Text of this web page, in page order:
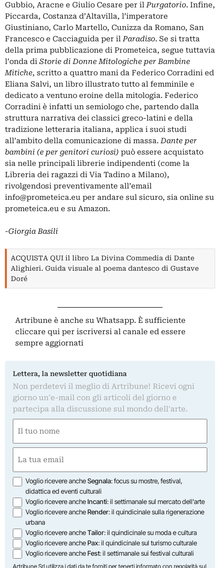
Gubbio, Aracne e Giulio Cesare per ilPurgatorio. Infine,
Piccarda, Costanza d’Altavilla, l’imperatore
Giustiniano, Carlo Martello, Cunizza da Romano, San
Francesco e Cacciaguida per ilParadiso. Se si tratta
della prima pubblicazione di Prometeica, segue tuttavia
l’onda di Storie di Donne Mitologiche per Bambine
Mitiche, scritto a quattro mani da Federico Corradini ed
Eliana Salvi, un libro illustrato tutto al femminile e
dedicato a ventuno eroine della mitologia. Federico
Corradini è infatti un semiologo che, partendo dalla
struttura narrativa dei classici greco-latini e della
tradizione letteraria italiana, applica i suoi studi
all’ambito della comunicazione di massa.Dante per
bambini (e per genitori curiosi) può essere acquistato
sia nelle principali librerie indipendenti (come la
Libreria dei ragazzi di Via Tadino a Milano),
rivolgendosi preventivamente all’email
info@prometeica.eu per andare sul sicuro, sia online su
prometeica.eu e su Amazon.
-Giorgia Basili
ACQUISTA QUI il libro La Divina Commedia di Dante
Alighieri. Guida visuale al poema dantesco di Gustave
Doré
Artribune è anche su Whatsapp. È sufficiente
cliccare qui per iscriversi al canale ed essere
sempre aggiornati
Lettera, la newsletter quotidiana
Non perdetevi il meglio di Artribune! Ricevi ogni
giorno un'e-mail con gli articoli del giorno e
partecipa alla discussione sul mondo dell'arte.
(Obbligatorio)
(Obbligatorio)
Opzioni
Voglio ricevere ancheSegnala: focus su mostre, festival,
didattica ed eventi culturali
Voglio ricevere ancheIncanti: il settimanale sul mercato dell'arte
Voglio ricevere ancheRender: il quindicinale sulla rigenerazione
urbana
Voglio ricevere ancheTailor: il quindicinale su moda e cultura
Voglio ricevere anchePax: il quindicinale sul turismo culturale
Voglio ricevere ancheFest: il settimanale sui festival culturali
Artribune Srl utilizza i dati da te forniti per tenerti informato con regolarità sul